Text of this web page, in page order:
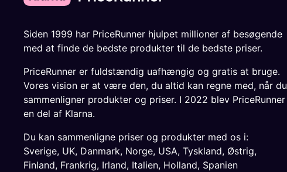
Siden 1999 har PriceRunner hjulpet millioner af besøgende
med at finde de bedste produkter til de bedste priser.
PriceRunner er fuldstændig uafhængig og gratis at bruge.
Vores vision er at være den, du altid kan regne med, når du
sammenligner produkter og priser. I 2022 blev PriceRunner
en del af Klarna.
Du kan sammenligne priser og produkter med os i:
Sverige, UK, Danmark, Norge, USA, Tyskland, Østrig,
Finland, Frankrig, Irland, Italien, Holland, Spanien